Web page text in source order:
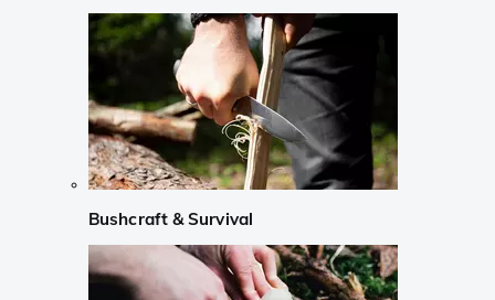
Bushcraft & Survival